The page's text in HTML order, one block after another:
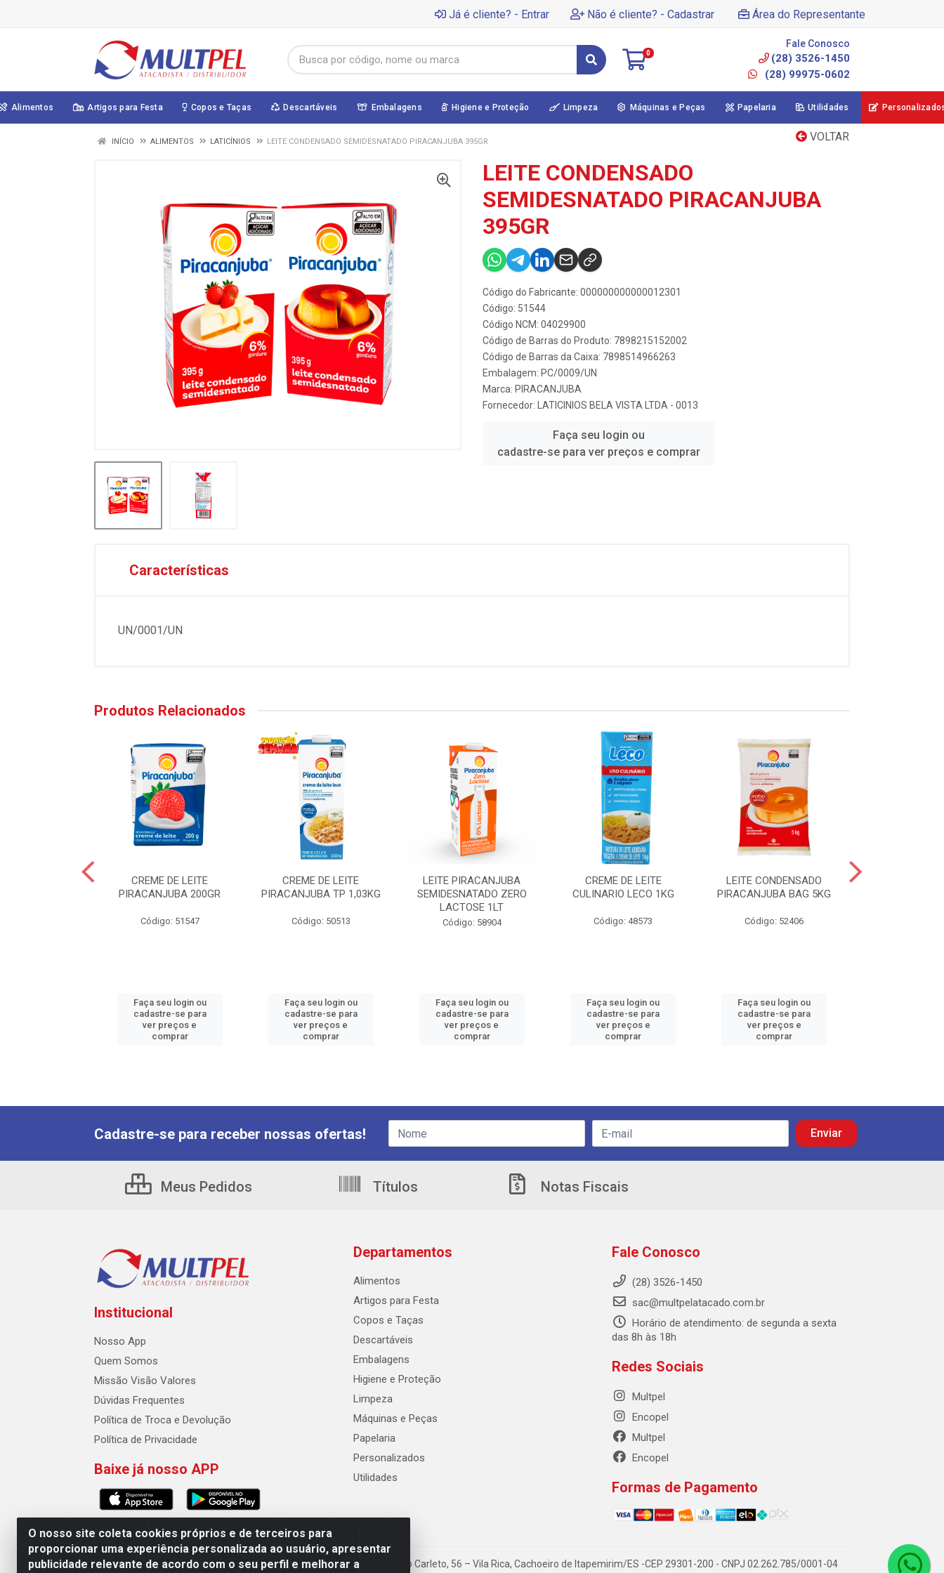
Já é cliente? - Entrar Não é cliente? - Cadastrar Área do Representante
0
Fale Conosco
(28) 3526-1450
(28) 99975-0602
Alimentos Artigos para Festa Copos e Taças Descartáveis Embalagens Higiene e Proteção Limpeza Máquinas e Peças Papelaria Utilidades
VOLTAR
INÍCIO ALIMENTOS LATICÍNIOS LEITE CONDENSADO SEMIDESNATADO PIRACANJUBA 395GR
LEITE CONDENSADO
SEMIDESNATADO PIRACANJUBA
395GR
Código do Fabricante: 000000000000012301
Código: 51544
Código NCM: 04029900
Código de Barras do Produto: 7898215152002
Código de Barras da Caixa: 7898514966263
Embalagem: PC/0009/UN
Marca: PIRACANJUBA
Fornecedor:
LATICINIOS BELA VISTA LTDA - 0013
Faça seu login ou
cadastre-se para ver preços e comprar
Características
UN/0001/UN
Produtos Relacionados
CREME DE LEITE
PIRACANJUBA 200GR
Código: 51547
Faça seu login ou
cadastre-se para
ver preços e
comprar
CREME DE LEITE
PIRACANJUBA TP 1,03KG
Código: 50513
Faça seu login ou
cadastre-se para
ver preços e
comprar
LEITE PIRACANJUBA
SEMIDESNATADO ZERO
LACTOSE 1LT
Código: 58904
Faça seu login ou
cadastre-se para
ver preços e
comprar
CREME DE LEITE
CULINARIO LECO 1KG
Código: 48573
Faça seu login ou
cadastre-se para
ver preços e
comprar
LEITE CONDENSADO
PIRACANJUBA BAG 5KG
Código: 52406
Faça seu login ou
cadastre-se para
ver preços e
comprar
O nosso site coleta cookies próprios e de terceiros para
proporcionar uma experiência personalizada ao usuário, apresentar
publicidade relevante de acordo com o seu perfil e melhorar a
Cadastre-se para receber nossas ofertas!
Meus Pedidos Títulos Notas Fiscais
Institucional
Nosso App
Quem Somos
Missão Visão Valores
Dúvidas Frequentes
Política de Troca e Devolução
Política de Privacidade
Baixe já nosso APP
Departamentos
Alimentos
Artigos para Festa
Copos e Taças
Descartáveis
Embalagens
Higiene e Proteção
Limpeza
Máquinas e Peças
Papelaria
Personalizados
Utilidades
Fale Conosco
(28) 3526-1450
sac@multpelatacado.com.br
Horário de atendimento: de segunda a sexta
das 8h às 18h
Redes Sociais
Multpel
Encopel
Multpel
Encopel
Formas de Pagamento
Multpel Comercio de Papeis e Embalagens LTDA - Rua Antônio Pedro Carleto, 56 – Vila Rica, Cachoeiro de Itapemirim/ES -CEP 29301-200 - CNPJ 02.262.785/0001-04